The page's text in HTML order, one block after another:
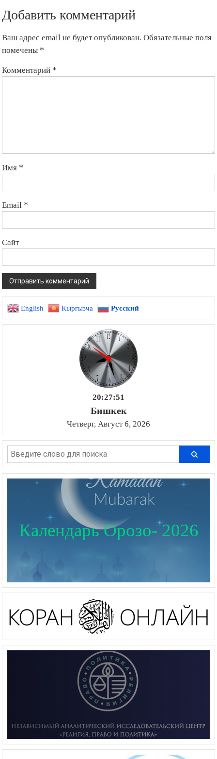
Добавить комментарий
Ваш адрес email не будет опубликован. Обязательные поля
помечены *
Комментарий *
Имя *
Email *
Сайт
English Кыргызча Русский
20:27:52
Бишкек
Четверг, Август 6, 2026
Календарь Орозо- 2026